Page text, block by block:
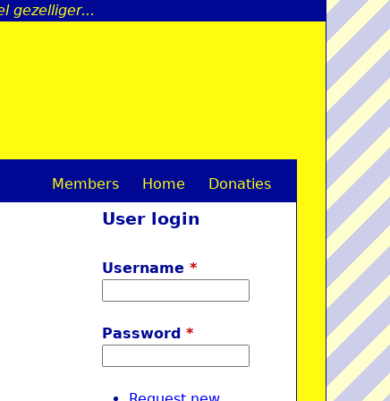
gezelliger...
M
Members Home Donaties
User login
Username*
Password*